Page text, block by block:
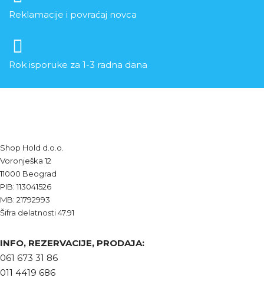
Reklamacije i povraćaj novca
Rok isporuke za 1-3 radna dana
Shop Hold d.o.o.
Voronješka 12
11000 Beograd
PIB: 113041526
MB: 21792993
Šifra delatnosti 47.91
INFO, REZERVACIJE, PRODAJA:
061 673 31 86
011 4419 686